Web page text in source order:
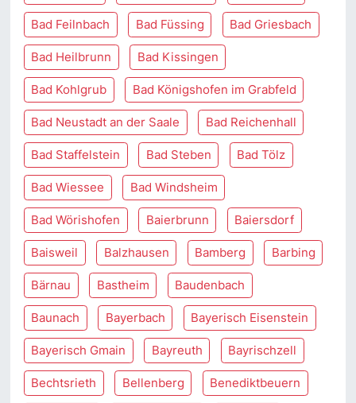
Bad Feilnbach Bad Füssing Bad Griesbach
Bad Heilbrunn Bad Kissingen
Bad Kohlgrub Bad Königshofen im Grabfeld
Bad Neustadt an der Saale Bad Reichenhall
Bad Staffelstein Bad Steben Bad Tölz
Bad Wiessee Bad Windsheim
Bad Wörishofen Baierbrunn Baiersdorf
Baisweil Balzhausen Bamberg Barbing
Bärnau Bastheim Baudenbach
Baunach Bayerbach Bayerisch Eisenstein
Bayerisch Gmain Bayreuth Bayrischzell
Bechtsrieth Bellenberg Benediktbeuern